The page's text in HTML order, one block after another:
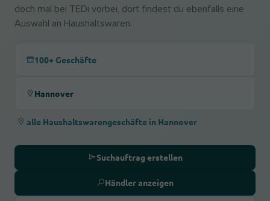
doch mal bei TEDi vorbei, dort findest du ebenfalls eine
Auswahl an Haushaltswaren.
100+ Geschäfte
Hannover
alle Haushaltswarengeschäfte in Hannover
Suchauftrag erstellen
Händler anzeigen